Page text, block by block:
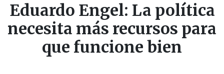
Eduardo Engel: La política
necesita más recursos para
que funcione bien